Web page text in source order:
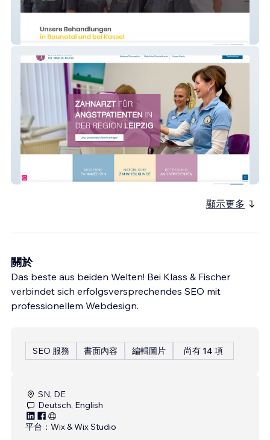
Zielke Zahnärzte
Zahnarzt Leipzig
顯示更多
關於
Das beste aus beiden Welten! Bei Klass & Fischer
verbindet sich erfolgsversprechendes SEO mit
professionellem Webdesign.
SEO 服務 書面內容 編輯圖片 尚有 14 項
SN, DE
Deutsch, English
平台： Wix & Wix Studio